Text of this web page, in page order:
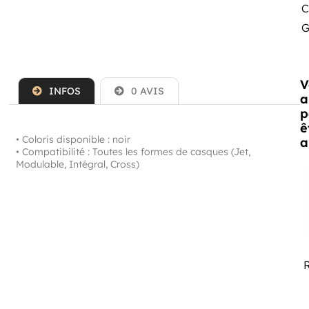
INFOS 0 AVIS
• Coloris disponible : noir
• Compatibilité : Toutes les formes de casques (Jet,
Modulable, Intégral, Cross)